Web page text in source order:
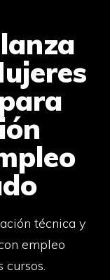
técnica y
empleo
cursos.